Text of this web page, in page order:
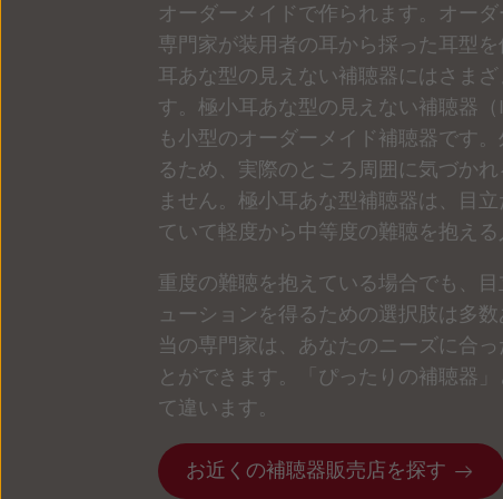
オーダーメイドで作られます。オーダ
専門家が装用者の耳から採った耳型を
耳あな型の見えない補聴器にはさま
す。極小耳あな型の見えない補聴器
も小型のオーダーメイド補聴器です
るため、実際のところ周囲に気づか
ません。極小耳あな型補聴器は、目
ていて軽度から中等度の難聴を抱える
重度の難聴を抱えている場合でも、
ューションを得るための選択肢は多
当の専門家は、あなたのニーズに合
とができます。「ぴったりの補聴器
て違います。
お近くの補聴器販売店を探す